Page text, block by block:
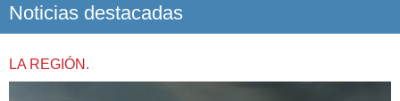
Noticias destacadas
LA REGIÓN.